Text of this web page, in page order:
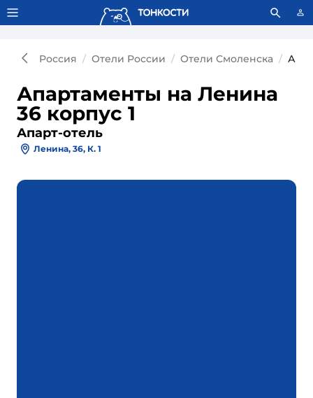
Тонкости используют сookie-файлы. Что это значит?
Россия Отели России Отели Смоленска
Апартаменты на Ленина
36 корпус 1
Апарт-отель
Ленина, 36, К. 1